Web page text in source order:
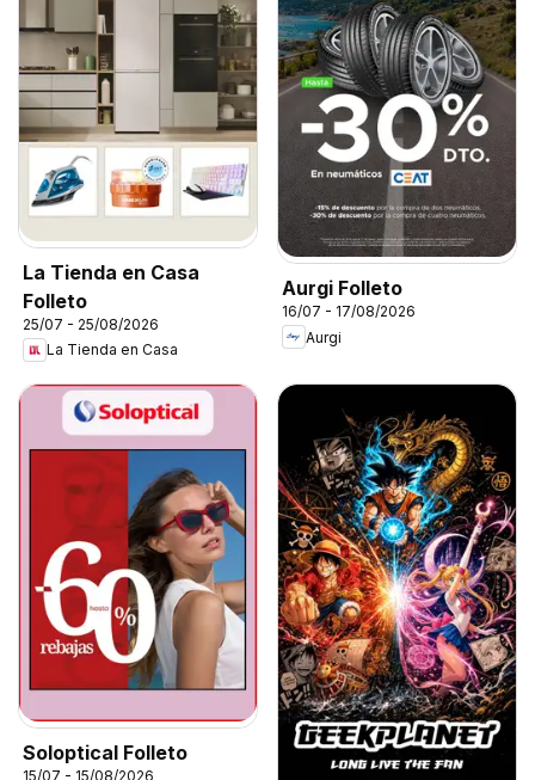
La Tienda en Casa
Folleto
25/07 - 25/08/2026
La Tienda en Casa
Aurgi Folleto
16/07 - 17/08/2026
Aurgi
Soloptical Folleto
15/07 - 15/08/2026